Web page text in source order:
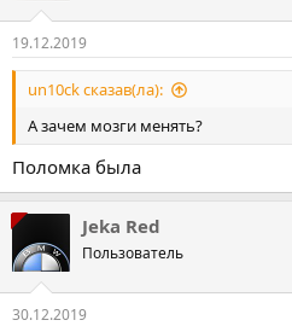
19.12.2019
un10ck сказав(ла):
А зачем мозги менять?
Поломка была
Jeka Red
Пользователь
30.12.2019